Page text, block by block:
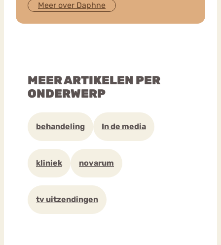
Meer over Daphne
MEER ARTIKELEN PER
ONDERWERP
behandeling In de media
kliniek novarum
tv uitzendingen